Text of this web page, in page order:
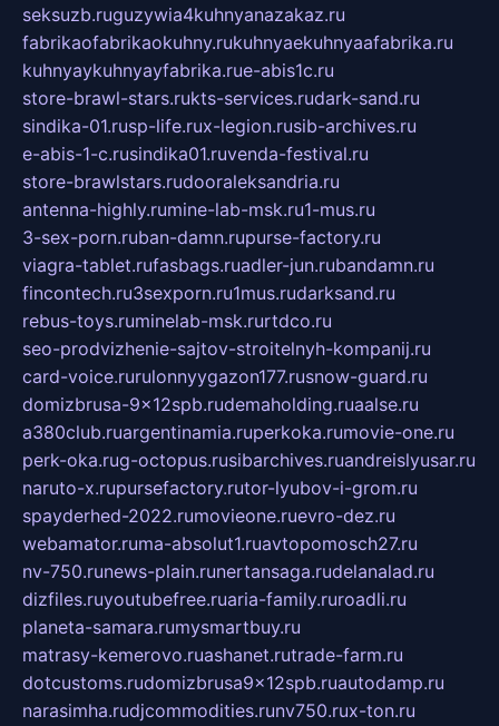
seksuzb.ruguzywia4kuhnyanazakaz.ru
fabrikaofabrikaokuhny.rukuhnyaekuhnyaafabrika.ru
kuhnyaykuhnyayfabrika.rue-abis1c.ru
store-brawl-stars.rukts-services.rudark-sand.ru
sindika-01.rusp-life.rux-legion.rusib-archives.ru
e-abis-1-c.rusindika01.ruvenda-festival.ru
store-brawlstars.rudooraleksandria.ru
antenna-highly.rumine-lab-msk.ru1-mus.ru
3-sex-porn.ruban-damn.rupurse-factory.ru
viagra-tablet.rufasbags.ruadler-jun.rubandamn.ru
fincontech.ru3sexporn.ru1mus.rudarksand.ru
rebus-toys.ruminelab-msk.rurtdco.ru
seo-prodvizhenie-sajtov-stroitelnyh-kompanij.ru
card-voice.rurulonnyygazon177.rusnow-guard.ru
domizbrusa-9x12spb.rudemaholding.ruaalse.ru
a380club.ruargentinamia.ruperkoka.rumovie-one.ru
perk-oka.rug-octopus.rusibarchives.ruandreislyusar.ru
naruto-x.rupursefactory.rutor-lyubov-i-grom.ru
spayderhed-2022.rumovieone.ruevro-dez.ru
webamator.ruma-absolut1.ruavtopomosch27.ru
nv-750.runews-plain.runertansaga.rudelanalad.ru
dizfiles.ruyoutubefree.ruaria-family.ruroadli.ru
planeta-samara.rumysmartbuy.ru
matrasy-kemerovo.ruashanet.rutrade-farm.ru
dotcustoms.rudomizbrusa9x12spb.ruautodamp.ru
narasimha.rudjcommodities.runv750.rux-ton.ru